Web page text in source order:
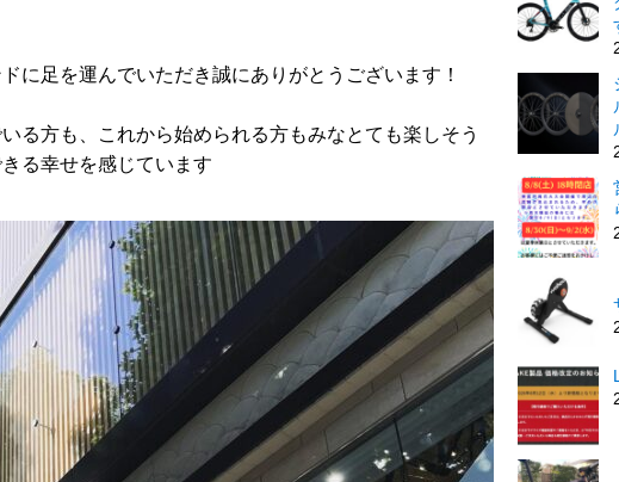
に足を運んでいただき誠にありがとうございます！
る方も、これから始められる方もみなとても楽しそう
る幸せを感じています